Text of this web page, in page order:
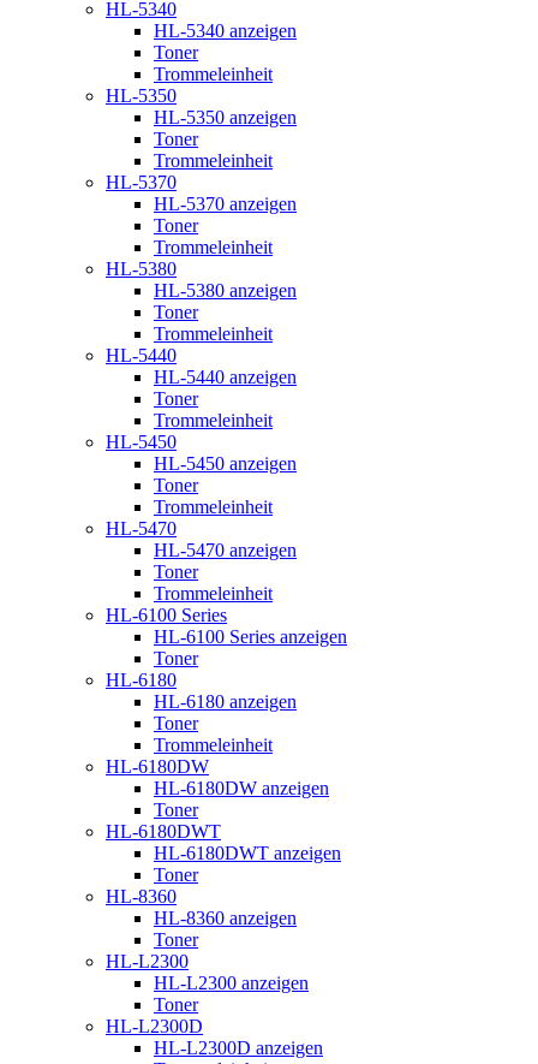
HL-5340
HL-5340 anzeigen
Toner
Trommeleinheit
HL-5350
HL-5350 anzeigen
Toner
Trommeleinheit
HL-5370
HL-5370 anzeigen
Toner
Trommeleinheit
HL-5380
HL-5380 anzeigen
Toner
Trommeleinheit
HL-5440
HL-5440 anzeigen
Toner
Trommeleinheit
HL-5450
HL-5450 anzeigen
Toner
Trommeleinheit
HL-5470
HL-5470 anzeigen
Toner
Trommeleinheit
HL-6100 Series
HL-6100 Series anzeigen
Toner
HL-6180
HL-6180 anzeigen
Toner
Trommeleinheit
HL-6180DW
HL-6180DW anzeigen
Toner
HL-6180DWT
HL-6180DWT anzeigen
Toner
HL-8360
HL-8360 anzeigen
Toner
HL-L2300
HL-L2300 anzeigen
Toner
HL-L2300D
HL-L2300D anzeigen